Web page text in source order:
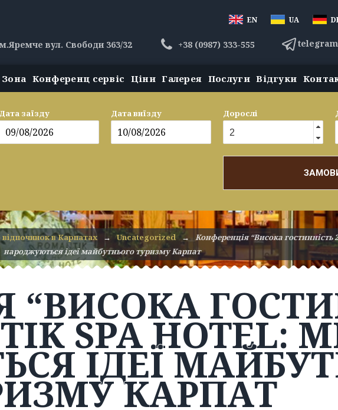
EN UA
вул. Свободи 363/32 +38 (0987) 333-555 telegram
Зона Конференц сервіс Ціни Галерея Послуги Відгуки
Дата заїзду Дата виїзду Дорослі
в Карпатах → Uncategorized →
Конференція “Висока гостинність
народжуються ідеї майбутнього туризму Карпат
“ВИСОКА
SPA HOTEL:
ІДЕЇ
КАРПАТ